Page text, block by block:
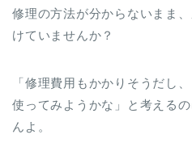
修理の方法が分からないまま
けていませんか？
「修理費用もかかりそうだし
使ってみようかな」と考える
んよ。